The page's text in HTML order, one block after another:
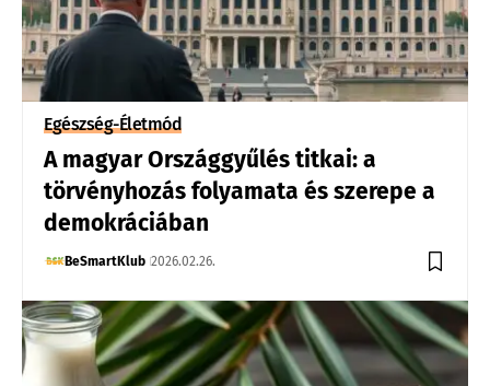
Egészség-Életmód
A magyar Országgyűlés titkai: a
törvényhozás folyamata és szerepe a
demokráciában
BeSmartKlub 2026.02.26.